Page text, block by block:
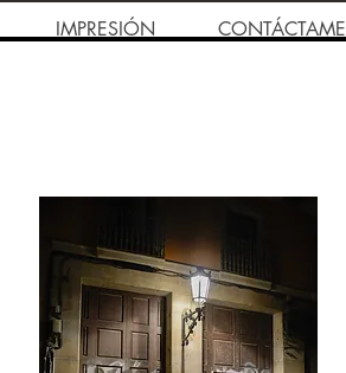
IMPRESIÓN CONTÁCTAME